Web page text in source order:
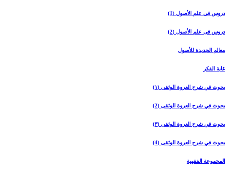
دروس فی علم الأصول (1)
دروس فی علم الأصول (2)
معالم الجدیدة للأصول
غایة الفکر
بحوث في شرح العروة الوثقی (۱)
بحوث في شرح العروة الوثقی (2)
بحوث في شرح العروة الوثقی (۳)
بحوث في شرح العروة الوثقی (4)
المجموعة الفقهیة